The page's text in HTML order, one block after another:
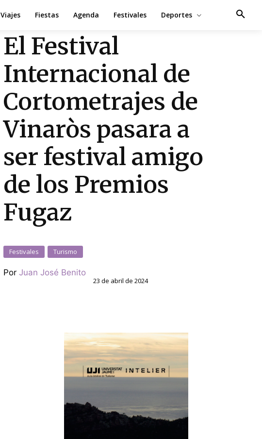
Viajes Fiestas Agenda Festivales Deportes
El Festival
Internacional de
Cortometrajes de
Vinaròs pasara a
ser festival amigo
de los Premios
Fugaz
Festivales Turismo
PorJuan José Benito
23 de abril de 2024